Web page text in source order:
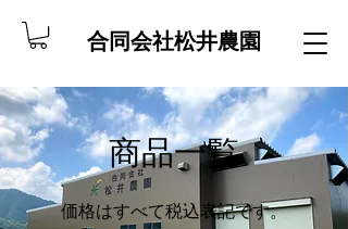
合同会社松井農園
​商品一覧
​価格はすべて税込表記です。